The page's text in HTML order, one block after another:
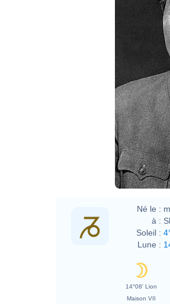
Né le :
à :
Soleil :
Lune :
14°08' Lion
Maison VII